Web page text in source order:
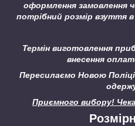
оформлення замовлення
потрібний розмір взуття
Термін виготовлення
внесення
Пересилаємо Новою
Приємного вибору!